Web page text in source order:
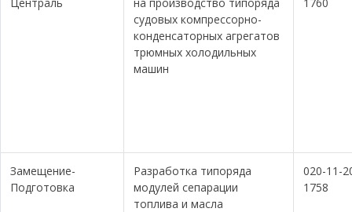
судовых компрессорно-
конденсаторных агрегатов
трюмных холодильных
машин
Замещение-
Подготовка
Разработка типоряда
модулей сепарации
топлива и масла
020-11-
1758